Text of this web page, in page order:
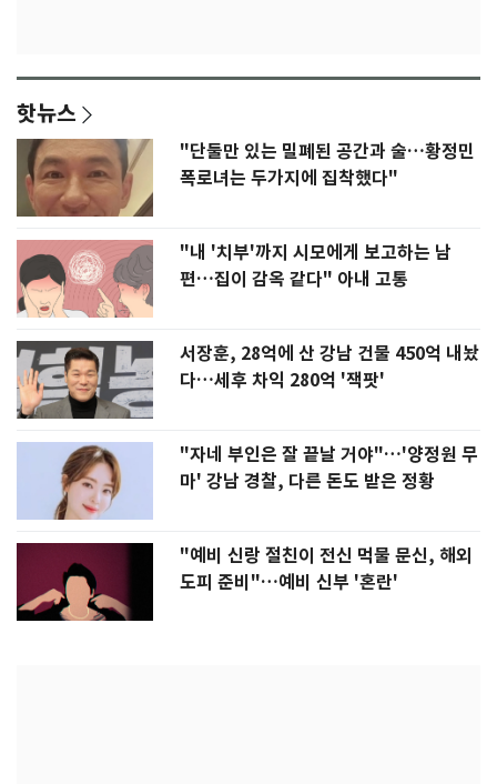
핫뉴스
"단둘만 있는 밀폐된 공간과 술…황정민
폭로녀는 두가지에 집착했다"
"내 '치부'까지 시모에게 보고하는 남
편…집이 감옥 같다" 아내 고통
서장훈, 28억에 산 강남 건물 450억 내놨
다…세후 차익 280억 '잭팟'
"자네 부인은 잘 끝날 거야"…'양정원 무
마' 강남 경찰, 다른 돈도 받은 정황
"예비 신랑 절친이 전신 먹물 문신, 해외
도피 준비"…예비 신부 '혼란'